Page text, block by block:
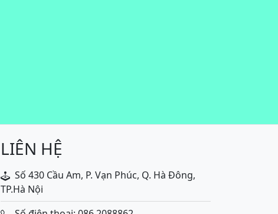
LIÊN HỆ
Số 430 Cầu Am, P. Vạn Phúc, Q. Hà Đông,
TP.Hà Nội